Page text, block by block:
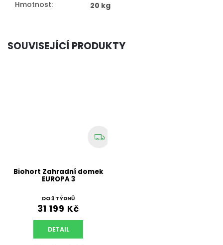
Hmotnost: 20 kg
SOUVISEJÍCÍ PRODUKTY
Biohort Zahradní domek
EUROPA 3
DO 3 TÝDNŮ
31 199 Kč
DETAIL